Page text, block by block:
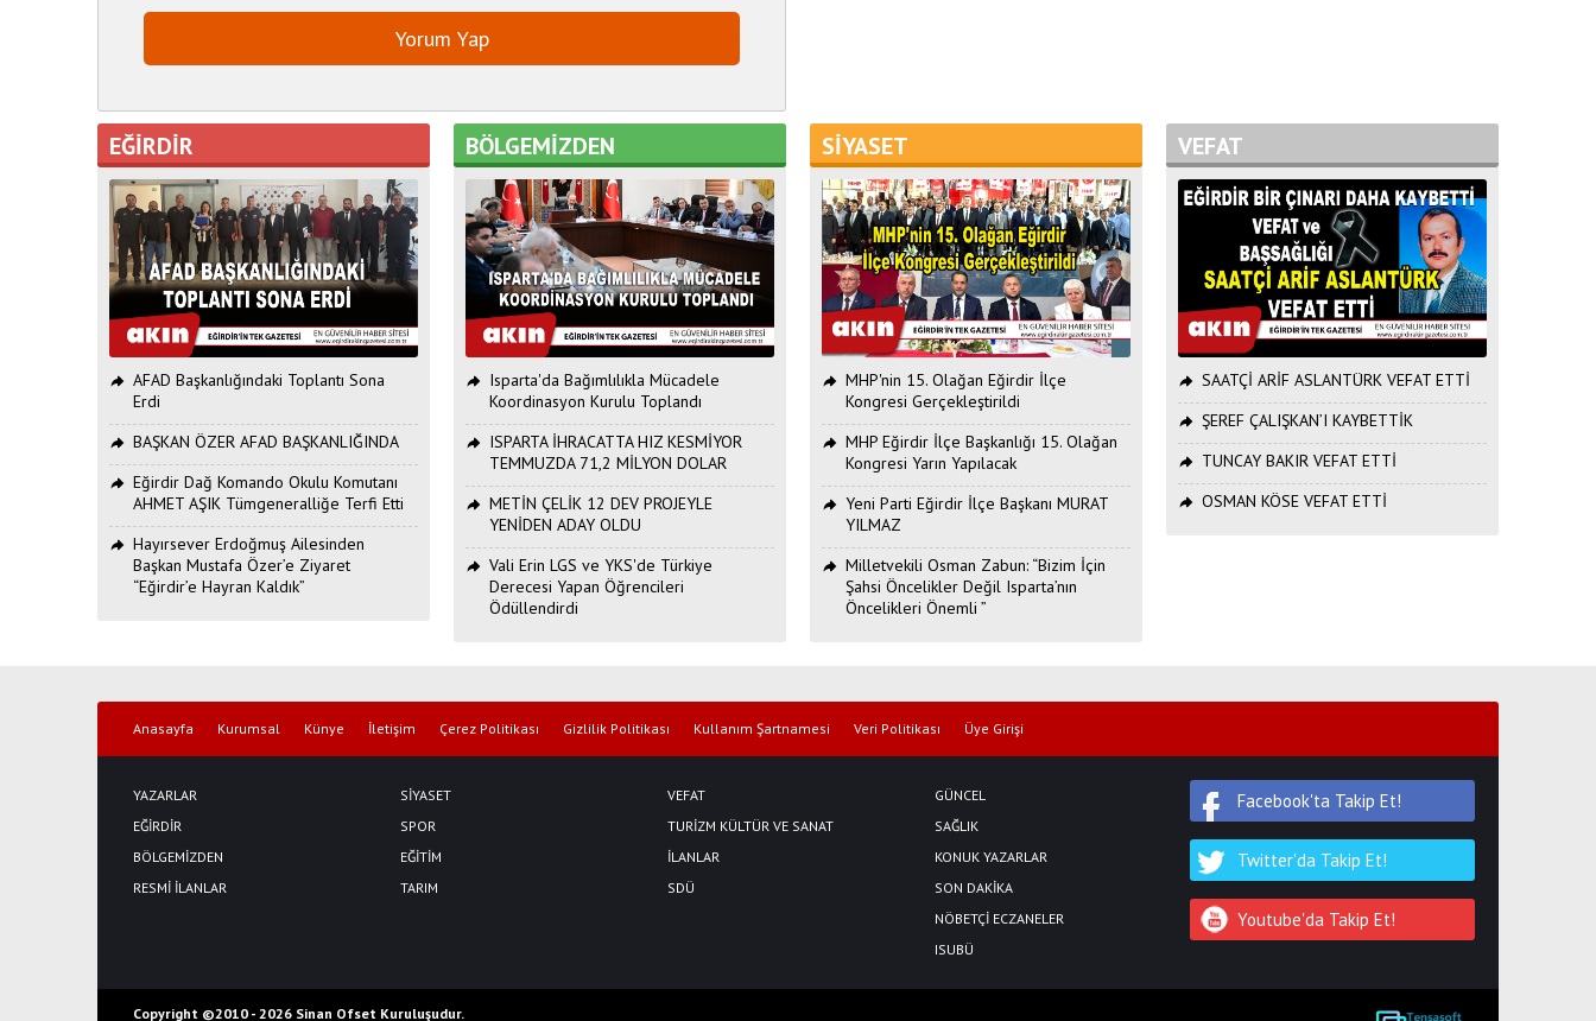
EĞİRDİR
AFAD Başkanlığındaki Toplantı Sona
Erdi
BAŞKAN ÖZER AFAD BAŞKANLIĞINDA
Eğirdir Dağ Komando Okulu Komutanı
AHMET AŞIK Tümgeneralliğe Terfi Etti
Hayırsever Erdoğmuş Ailesinden
Başkan Mustafa Özer’e Ziyaret
“Eğirdir’e Hayran Kaldık”
BÖLGEMİZDEN
Isparta'da Bağımlılıkla Mücadele
Koordinasyon Kurulu Toplandı
ISPARTA İHRACATTA HIZ KESMİYOR
TEMMUZDA 71,2 MİLYON DOLAR
METİN ÇELİK 12 DEV PROJEYLE
YENİDEN ADAY OLDU
Vali Erin LGS ve YKS'de Türkiye
Derecesi Yapan Öğrencileri
Ödüllendirdi
SİYASET
MHP'nin 15. Olağan Eğirdir İlçe
Kongresi Gerçekleştirildi
MHP Eğirdir İlçe Başkanlığı 15. Olağan
Kongresi Yarın Yapılacak
Yeni Parti Eğirdir İlçe Başkanı MURAT
YILMAZ
Milletvekili Osman Zabun: “Bizim İçin
Şahsi Öncelikler Değil Isparta’nın
Öncelikleri Önemli ”
VEFAT
SAATÇİ ARİF ASLANTÜRK VEFAT ETTİ
ŞEREF ÇALIŞKAN’I KAYBETTİK
TUNCAY BAKIR VEFAT ETTİ
OSMAN KÖSE VEFAT ETTİ
Anasayfa Kurumsal Künye İletişim Çerez Politikası Gizlilik Politikası Kullanım Şartnamesi Veri Politikası Üye Girişi
YAZARLAR
EĞİRDİR
BÖLGEMİZDEN
RESMİ İLANLAR
SİYASET
SPOR
EĞİTİM
TARIM
VEFAT
TURİZM KÜLTÜR VE SANAT
İLANLAR
SDÜ
GÜNCEL
SAĞLIK
KONUK YAZARLAR
SON DAKİKA
NÖBETÇİ ECZANELER
ISUBÜ
Facebook'ta Takip Et!
Twitter'da Takip Et!
Youtube'da Takip Et!
Copyright ©2010 - 2026 Sinan Ofset Kuruluşudur.